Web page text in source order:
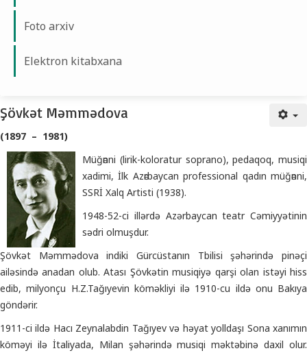
Foto arxiv
Elektron kitabxana
Şövkət Məmmədova
(1897 – 1981)
Müğәnni (lirik-koloratur soprano), pedaqoq, musiqi
xadimi, İlk Azәrbaycan professional qadın müğәnni,
SSRİ Xalq Artisti (1938).
1948-52-ci illərdə Azərbaycan teatr Cəmiyyətinin
sədri olmuşdur.
Şövkət Məmmədova indiki Gürcüstanın Tbilisi şəhərində pinəçi
ailəsində anadan olub. Atası Şövkətin musiqiyə qarşi olan istəyi hiss
edib, milyonçu H.Z.Tağıyevin köməkliyi ilə 1910-cu ildə onu Bakıya
göndərir.
1911-ci ildə Hacı Zeynalabdin Tağıyev və həyat yolldaşı Sona xanımın
köməyi ilə İtaliyada, Milan şəhərində musiqi məktəbinə daxil olur.